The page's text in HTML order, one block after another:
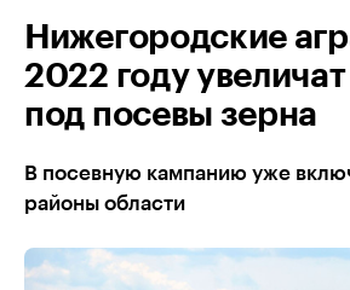
Нижегородские
2022 году
под посевы зерна
В посевную кампанию уже
районы области